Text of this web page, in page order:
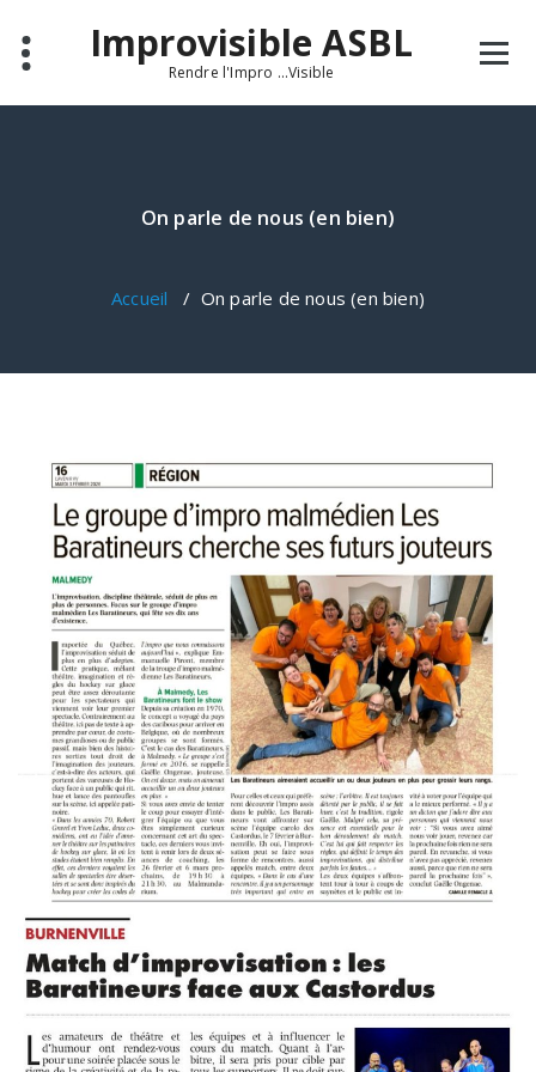
contenu
Improvisible ASBL
Rendre l'Impro ...Visible
On parle de nous (en bien)
Accueil / On parle de nous (en bien)